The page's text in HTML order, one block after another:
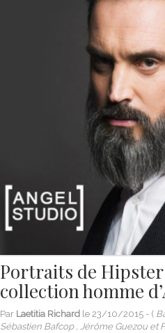
Portraits de
collection homme
Par Laetitia Richard le 23/10/2015 - (
Sébastien Bafcop , Jérôme Guezou et